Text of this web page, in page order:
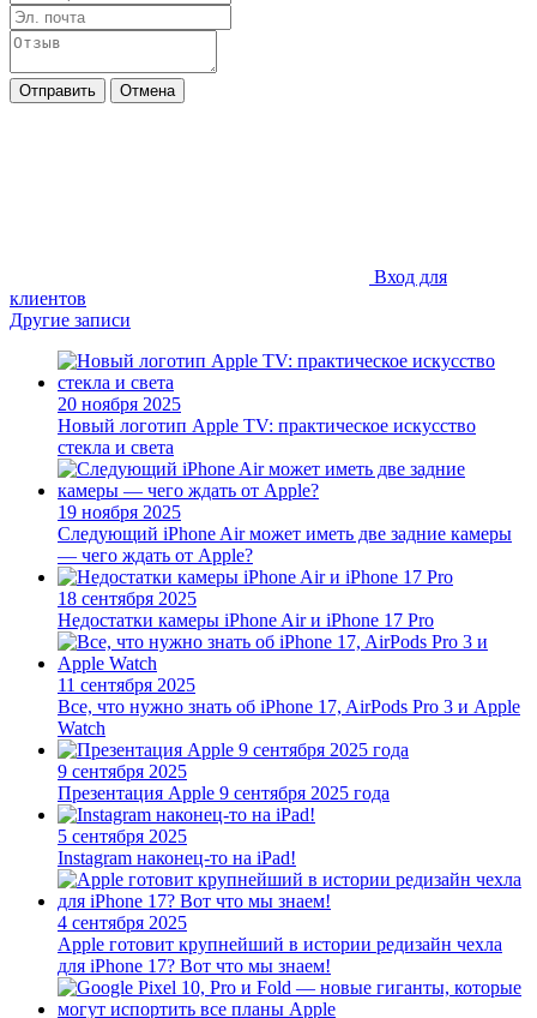
Отправить Отмена
Вход для
клиентов
Другие записи
20 ноября 2025
Новый логотип Apple TV: практическое искусство
стекла и света
19 ноября 2025
Следующий iPhone Air может иметь две задние камеры
— чего ждать от Apple?
18 сентября 2025
Недостатки камеры iPhone Air и iPhone 17 Pro
11 сентября 2025
Все, что нужно знать об iPhone 17, AirPods Pro 3 и Apple
Watch
9 сентября 2025
Презентация Apple 9 сентября 2025 года
5 сентября 2025
Instagram наконец-то на iPad!
4 сентября 2025
Apple готовит крупнейший в истории редизайн чехла
для iPhone 17? Вот что мы знаем!